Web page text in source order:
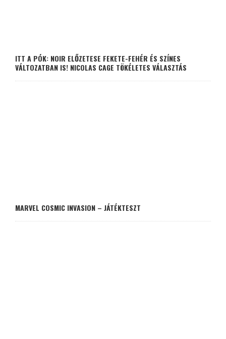
ITT A PÓK: NOIR ELŐZETESE FEKETE-FEHÉR ÉS SZÍNES
VÁLTOZATBAN IS! NICOLAS CAGE TÖKÉLETES VÁLASZTÁS
MARVEL COSMIC INVASION – JÁTÉKTESZT